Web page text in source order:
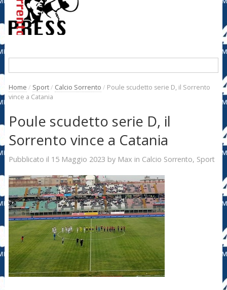
Home / Sport/ Calcio Sorrento / Poule scudetto serie D, il Sorrento
vince a Catania
Poule scudetto serie D, il
Sorrento vince a Catania
Pubblicato il 15 Maggio 2023 by Max in Calcio Sorrento, Sport